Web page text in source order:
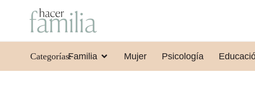
Categorías:Familia Mujer Psicología